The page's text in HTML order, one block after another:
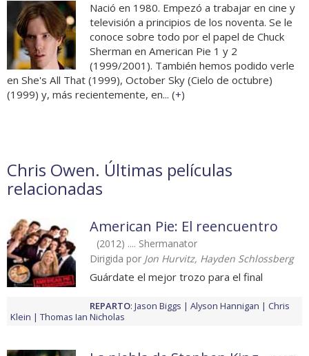
Nació en 1980. Empezó a trabajar en cine y
televisión a principios de los noventa. Se le
conoce sobre todo por el papel de Chuck
Sherman en American Pie 1 y 2
(1999/2001). También hemos podido verle
en She's All That (1999), October Sky (Cielo de octubre)
(1999) y, más recientemente, en... (+)
Chris Owen. Últimas películas
relacionadas
American Pie: El reencuentro
(2012) .... Shermanator
Dirigida por Jon Hurvitz, Hayden Schlossberg
Guárdate el mejor trozo para el final
REPARTO: Jason Biggs Alyson Hannigan
Chris
Klein
Thomas Ian Nicholas